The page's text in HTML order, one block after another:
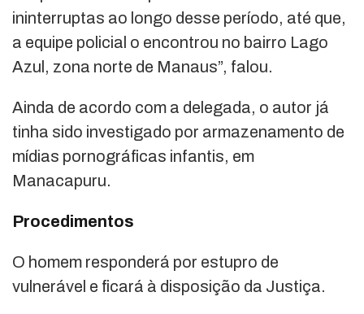
ininterruptas ao longo desse período, até que,
a equipe policial o encontrou no bairro Lago
Azul, zona norte de Manaus”, falou.
Ainda de acordo com a delegada, o autor já
tinha sido investigado por armazenamento de
mídias pornográficas infantis, em
Manacapuru.
Procedimentos
O homem responderá por estupro de
vulnerável e ficará à disposição da Justiça.